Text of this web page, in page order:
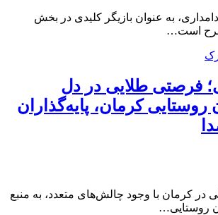
دامداری، به عنوان بازیگر کلیدی در بخش
است…
فرصتی طلایی در دل
کرمان، پایه‌گذاران
در کرمان با وجود چالش‌های متعدد، به منبع
روستایی…